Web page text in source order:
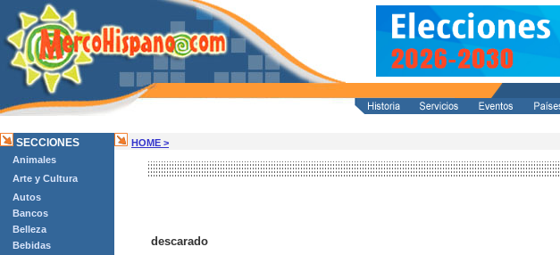
SECCIONES
Animales
Arte y Cultura
Autos
Bancos
Belleza
Bebidas
HOME >
descarado